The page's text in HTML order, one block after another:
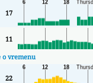
17
11
vremenu
22